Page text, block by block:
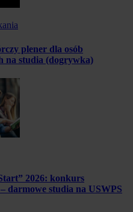
plener dla osób
na studia (dogrywka)
2026: konkurs
darmowe studia na USWPS